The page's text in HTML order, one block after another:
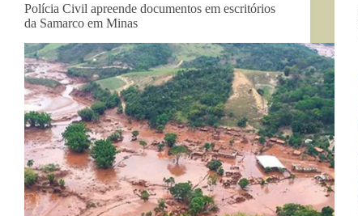
Polícia Civil apreende documentos em escritórios
da Samarco em Minas